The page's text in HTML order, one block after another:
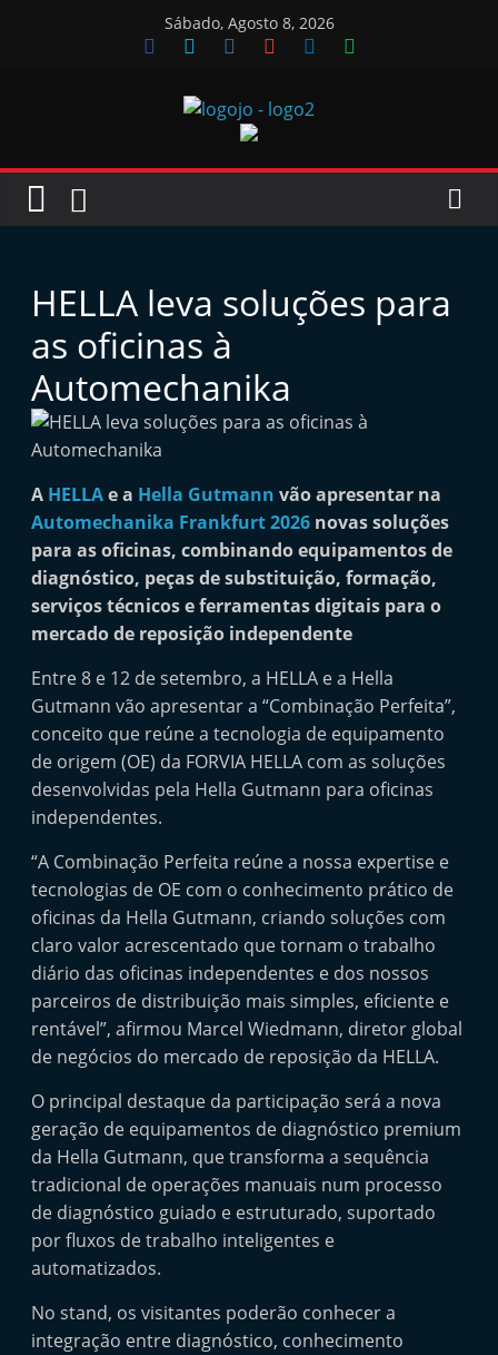
Sábado, Agosto 8, 2026
Jornal
Oficinas
o
r
n
i
n
d
e
p
e
n
d
e
n
e
d
o
A
t
m
a
r
k
e
u
HELLA leva soluções para
as oficinas à
Automechanika
A HELLAe a Hella Gutmann vão apresentar na
Automechanika Frankfurt 2026 novas soluções
para as oficinas, combinando equipamentos de
diagnóstico, peças de substituição, formação,
serviços técnicos e ferramentas digitais para o
mercado de reposição independente
Entre 8 e 12 de setembro, a HELLA e a Hella
Gutmann vão apresentar a “Combinação Perfeita”,
conceito que reúne a tecnologia de equipamento
de origem (OE) da FORVIA HELLA com as soluções
desenvolvidas pela Hella Gutmann para oficinas
independentes.
“A Combinação Perfeita reúne a nossa expertise e
tecnologias de OE com o conhecimento prático de
oficinas da Hella Gutmann, criando soluções com
claro valor acrescentado que tornam o trabalho
diário das oficinas independentes e dos nossos
parceiros de distribuição mais simples, eficiente e
rentável”, afirmou Marcel Wiedmann, diretor global
de negócios do mercado de reposição da HELLA.
O principal destaque da participação será a nova
geração de equipamentos de diagnóstico premium
da Hella Gutmann, que transforma a sequência
tradicional de operações manuais num processo
de diagnóstico guiado e estruturado, suportado
por fluxos de trabalho inteligentes e
automatizados.
No stand, os visitantes poderão conhecer a
integração entre diagnóstico, conhecimento